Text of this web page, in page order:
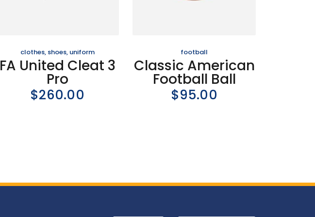
clothes, shoes, uniform
FA United Cleat 3
Pro
$260.00
football
Classic American
Football Ball
$95.00